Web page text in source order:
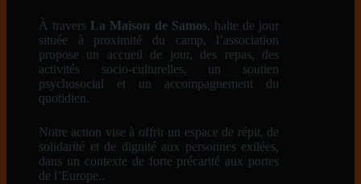
À travers La Maison de Samos, halte de jour
située à proximité du camp, l’association
propose un accueil de jour, des repas, des
activités socio-culturelles, un soutien
psychosocial et un accompagnement du
quotidien.
Notre action vise à offrir un espace de répit, de
solidarité et de dignité aux personnes exilées,
dans un contexte de forte précarité aux portes
de l’Europe..